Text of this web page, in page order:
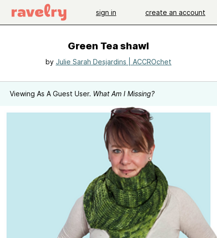
sign in create an account
Green Tea shawl
by Julie Sarah Desjardins | ACCROchet
Viewing As A Guest User. What Am I Missing?